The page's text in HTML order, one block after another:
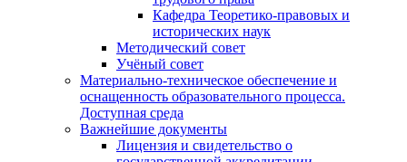
Кафедра Теоретико-правовых и
исторических наук
Методический совет
Учёный совет
Материально-техническое обеспечение и
оснащенность образовательного процесса.
Доступная среда
Важнейшие документы
Лицензия и свидетельство о